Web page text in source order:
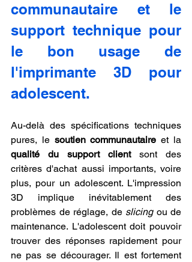
communautaire et le
support technique pour
le bon usage de
l'imprimante 3D pour
adolescent.
Au-delà des spécifications techniques
pures, le soutien communautaire
qualité du support client sont des
critères d'achat aussi importants, voire
plus, pour un adolescent. L'impression
3D implique inévitablement des
problèmes de réglage, de slicing ou de
maintenance. L'adolescent doit pouvoir
trouver des réponses rapidement pour
ne pas se décourager. Il est fortement